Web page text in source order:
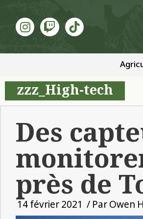
zzz_High-tech
Des
près de
14 février 2021 / ParOwen